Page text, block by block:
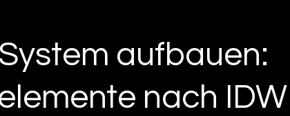
aufbauen:
nach IDW